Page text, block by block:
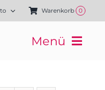
Warenkorb 0
Menü